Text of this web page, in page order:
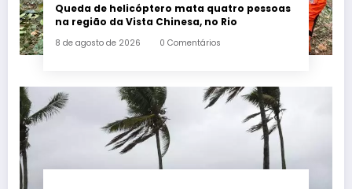
Queda de helicóptero mata quatro pessoas
na região da Vista Chinesa, no Rio
8 de agosto de 2026 0 Comentários